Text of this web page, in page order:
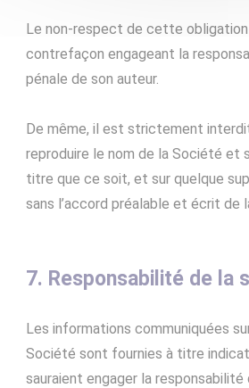
Le non-respect de cette
contrefaçon engageant la
pénale de son auteur.
De même, il est strictement
reproduire le nom de la Société et
titre que ce soit, et sur quelque
sans l’accord préalable et écrit de
7. Responsabilité de la
Les informations communiquées
Société sont fournies à titre
sauraient engager la